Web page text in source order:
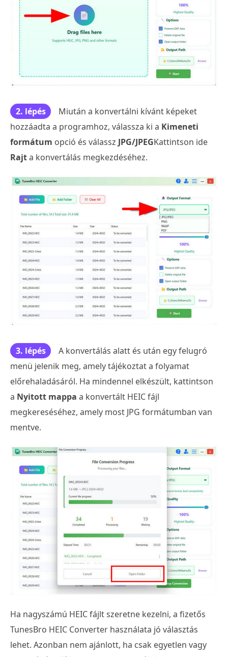
2. lépés
Miután a konvertálni kívánt képeket
hozzáadta a programhoz, válassza ki a Kimeneti
formátum opció és válassz JPG/JPEGKattintson ide
Rajta konvertálás megkezdéséhez.
3. lépés
A konvertálás alatt és után egy felugró
menü jelenik meg, amely tájékoztat a folyamat
előrehaladásáról. Ha mindennel elkészült, kattintson
a Nyitott mappa a konvertált HEIC fájl
megkereséséhez, amely most JPG formátumban van
mentve.
Ha nagyszámú HEIC fájlt szeretne kezelni, a fizetős
TunesBro HEIC Converter használata jó választás
lehet. Azonban nem ajánlott, ha csak egyetlen vagy